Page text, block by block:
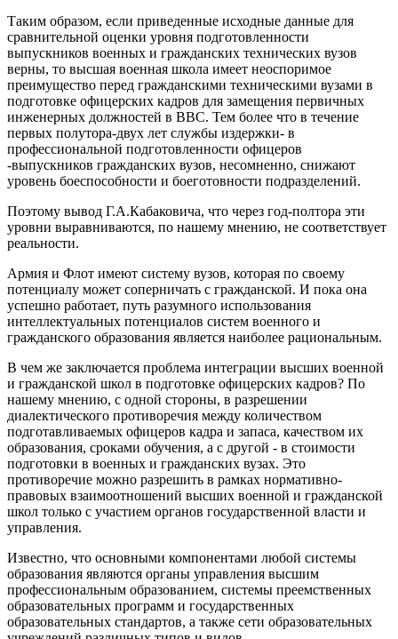
Таким образом, если приведенные исходные данные для
сравнительной оценки уровня подготовленности
выпускников военных и гражданских технических вузов
верны, то высшая военная школа имеет неоспоримое
преимущество перед гражданскими техническими вузами в
подготовке офицерских кадров для замещения первичных
инженерных должностей в ВВС. Тем более что в течение
первых полутора-двух лет службы издержки- в
профессиональной подготовленности офицеров
-выпускников гражданских вузов, несомненно, снижают
уровень боеспособности и боеготовности подразделений.
Поэтому вывод Г.А.Кабаковича, что через год-полтора эти
уровни выравниваются, по нашему мнению, не соответствует
реальности.
Армия и Флот имеют систему вузов, которая по своему
потенциалу может соперничать с гражданской. И пока она
успешно работает, путь разумного использования
интеллектуальных потенциалов систем военного и
гражданского образования является наиболее рациональным.
В чем же заключается проблема интеграции высших военной
и гражданской школ в подготовке офицерских кадров? По
нашему мнению, с одной стороны, в разрешении
диалектического противоречия между количеством
подготавливаемых офицеров кадра и запаса, качеством их
образования, сроками обучения, а с другой - в стоимости
подготовки в военных и гражданских вузах. Это
противоречие можно разрешить в рамках нормативно-
правовых взаимоотношений высших военной и гражданской
школ только с участием органов государственной власти и
управления.
Известно, что основными компонентами любой системы
образования являются органы управления высшим
профессиональным образованием, системы преемственных
образовательных программ и государственных
образовательных стандартов, а также сети образовательных